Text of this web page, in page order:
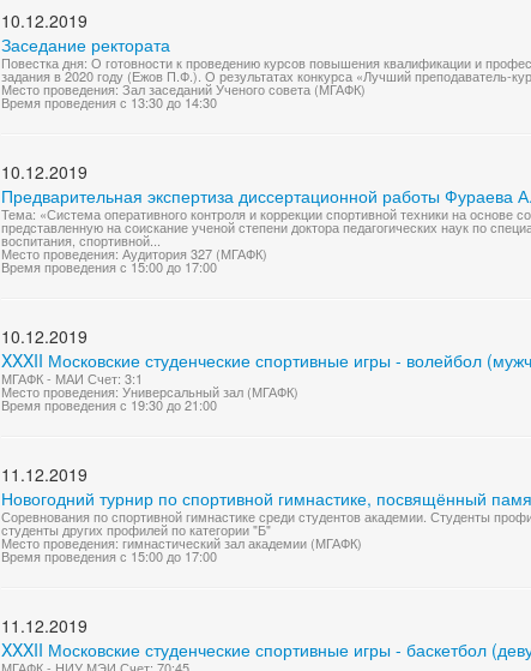
10.12.2019
Заседание ректората
Повестка дня: О готовности к проведению курсов повышения квалификации и
задания в 2020 году (Ежов П.Ф.). О результатах конкурса «Лучший преподаватель-
Место проведения: Зал заседаний Ученого совета (МГАФК)
Время проведения с 13:30 до 14:30
10.12.2019
Предварительная экспертиза диссертационной работы Фураева
Тема: «Система оперативного контроля и коррекции спортивной техники на основе
представленную на соискание ученой степени доктора педагогических наук по
воспитания, спортивной...
Место проведения: Аудитория 327 (МГАФК)
Время проведения с 15:00 до 17:00
10.12.2019
XXXII Московские студенческие спортивные игры - волейбол
МГАФК - МАИ Счет: 3:1
Место проведения: Универсальный зал (МГАФК)
Время проведения с 19:30 до 21:00
11.12.2019
Новогодний турнир по спортивной гимнастике, посвящённый
Соревнования по спортивной гимнастике среди студентов академии. Студенты
студенты других профилей по категории "Б"
Место проведения: гимнастический зал академии (МГАФК)
Время проведения с 15:00 до 17:00
11.12.2019
XXXII Московские студенческие спортивные игры - баскетбол